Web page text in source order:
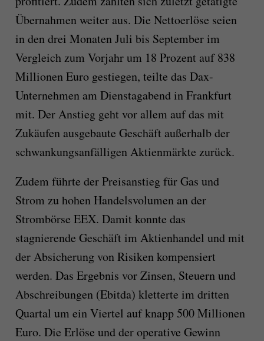
Übernahmen weiter aus. Die Nettoerlöse seien
in den drei Monaten Juli bis September im
Vergleich zum Vorjahr um 18 Prozent auf 838
Millionen Euro gestiegen, teilte das Dax-
Unternehmen am Dienstagabend in Frankfurt
mit. Der Anstieg geht vor allem auf das mit
Zukäufen ausgebaute Geschäft außerhalb der
schwankungsanfälligen Aktienmärkte zurück.
Zudem führte der Preisanstieg für Gas und
Strom zu hohen Handelsvolumen an der
Strombörse EEX. Damit konnte das
stagnierende Geschäft im Aktienhandel und mit
der Absicherung von Risiken kompensiert
werden. Das Ergebnis vor Zinsen, Steuern und
Abschreibungen (Ebitda) kletterte im dritten
Quartal um ein Viertel auf knapp 500 Millionen
Euro. Die Erlöse und der operative Gewinn